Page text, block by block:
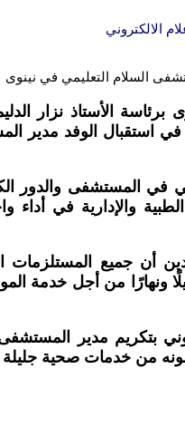
الالكتروني
السلام التعليمي في نينوى
برئاسة الأستاذ نزار
استقبال الوفد مدير
في المستشفى والدور
والإدارية في أداء
أن جميع المستلزمات
ونهارًا من أجل خدمة
بتكريم مدير
من خدمات صحية جليلة